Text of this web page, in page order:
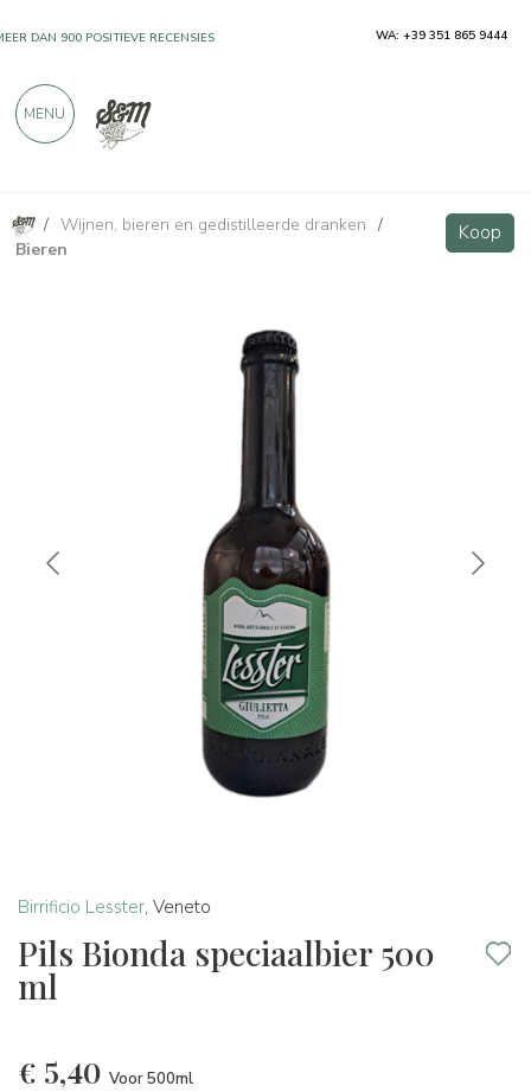
/ Wijnen, bieren en gedistilleerde dranken /
Bieren
Koop
Birrificio Lesster, Veneto
Pils Bionda speciaalbier 500
ml
€ 5,40 Voor 500ml
Pils Bionda speciaalbier 500 ml Koop
DAN 900 POSITIEVE RECENSIES WA: +39 351 865 9444
MENU